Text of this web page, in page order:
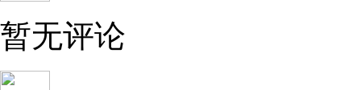
暂无评论